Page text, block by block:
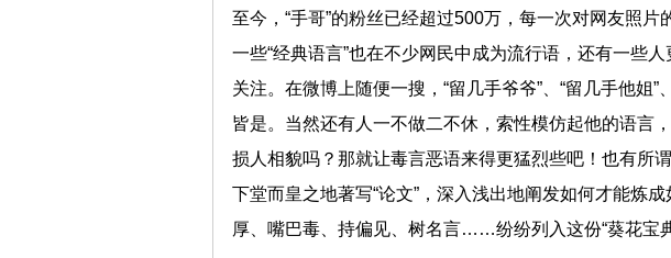
至今，“手哥”的粉丝已经超过500万，每一次对网友照
一些“经典语言”也在不少网民中成为流行语，还有一些
关注。在微博上随便一搜，“留几手爷爷”、“留几手他姐”
皆是。当然还有人一不做二不休，索性模仿起他的语言
损人相貌吗？那就让毒言恶语来得更猛烈些吧！也有所
下堂而皇之地著写“论文”，深入浅出地阐发如何才能炼
厚、嘴巴毒、持偏见、树名言……纷纷列入这份“葵花